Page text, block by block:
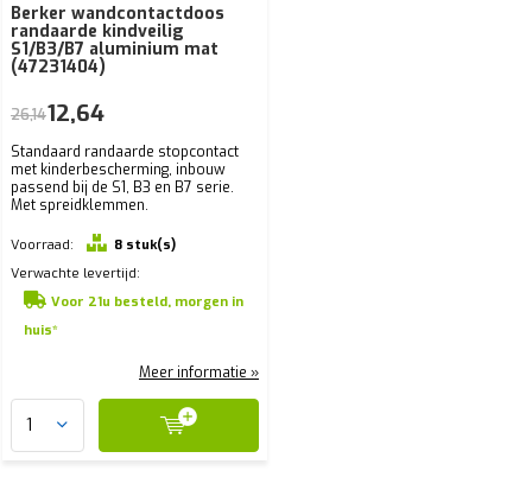
Berker wandcontactdoos
randaarde kindveilig
S1/B3/B7 aluminium mat
(47231404)
Standaard randaarde stopcontact
met kinderbescherming, inbouw
passend bij de S1, B3 en B7 serie.
Met spreidklemmen.
Voorraad:
8 stuk(s)
Verwachte levertijd:
Voor 21u besteld, morgen in
huis*
26,1412,64
Meer informatie »